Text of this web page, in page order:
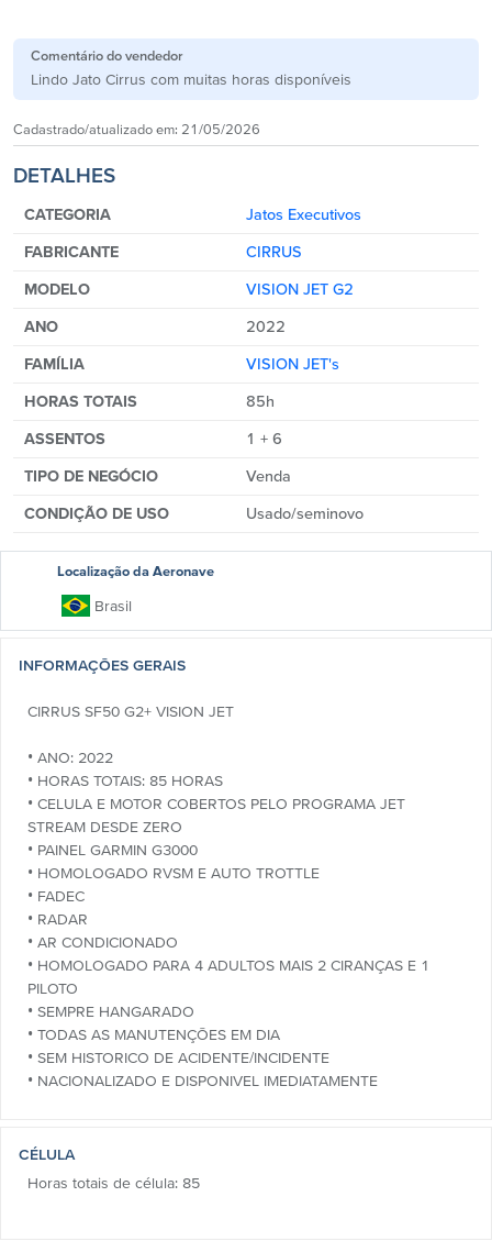
Comentário do vendedor
Lindo Jato Cirrus com muitas horas disponíveis
Cadastrado/atualizado em: 21/05/2026
DETALHES
CATEGORIA Jatos Executivos
FABRICANTE CIRRUS
MODELO VISION JET G2
ANO 2022
FAMÍLIA VISION JET's
HORAS TOTAIS 85h
ASSENTOS 1 + 6
TIPO DE NEGÓCIO Venda
CONDIÇÃO DE USO Usado/seminovo
Localização da Aeronave
Brasil
INFORMAÇÕES GERAIS
CIRRUS SF50 G2+ VISION JET
• ANO: 2022
• HORAS TOTAIS: 85 HORAS
• CELULA E MOTOR COBERTOS PELO PROGRAMA JET
STREAM DESDE ZERO
• PAINEL GARMIN G3000
• HOMOLOGADO RVSM E AUTO TROTTLE
• FADEC
• RADAR
• AR CONDICIONADO
• HOMOLOGADO PARA 4 ADULTOS MAIS 2 CIRANÇAS E 1
PILOTO
• SEMPRE HANGARADO
• TODAS AS MANUTENÇÕES EM DIA
• SEM HISTORICO DE ACIDENTE/INCIDENTE
• NACIONALIZADO E DISPONIVEL IMEDIATAMENTE
CÉLULA
Horas totais de célula: 85